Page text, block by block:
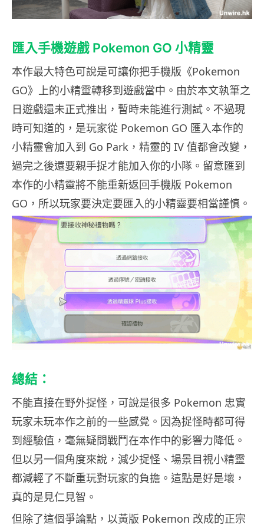
匯入手機遊戲 Pokemon GO 小精靈
本作最大特色可說是可讓你把手機版《Pokemon
GO》上的小精靈轉移到遊戲當中。由於本文執筆之
日遊戲還未正式推出，暫時未能進行測試。不過現
時可知道的，是玩家從 Pokemon GO 匯入本作的
小精靈會加入到 Go Park，精靈的 IV 值都會改變，
過完之後還要親手捉才能加入你的小隊。留意匯到
本作的小精靈將不能重新返回手機版 Pokemon
GO，所以玩家要決定要匯入的小精靈要相當謹慎。
總結：
不能直接在野外捉怪，可說是很多 Pokemon 忠實
玩家未玩本作之前的一些感覺。因為捉怪時都可得
到經驗值，毫無疑問戰鬥在本作中的影響力降低。
但以另一個角度來說，減少捉怪、場景目視小精靈
都減輕了不斷重玩對玩家的負擔。這點是好是壞，
真的是見仁見智。
但除了這個爭論點，以黃版 Pokemon 改成的正宗